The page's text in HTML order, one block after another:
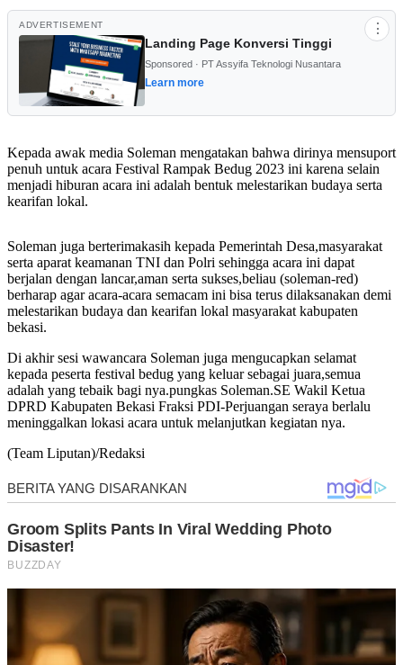
ADVERTISEMENT ⋮
Landing Page Konversi Tinggi
Sponsored · PT Assyifa Teknologi Nusantara
Learn more
Kepada awak media Soleman mengatakan bahwa dirinya mensuport
penuh untuk acara Festival Rampak Bedug 2023 ini karena selain
menjadi hiburan acara ini adalah bentuk melestarikan budaya serta
kearifan lokal.
Soleman juga berterimakasih kepada Pemerintah Desa,masyarakat
serta aparat keamanan TNI dan Polri sehingga acara ini dapat
berjalan dengan lancar,aman serta sukses,beliau (soleman-red)
berharap agar acara-acara semacam ini bisa terus dilaksanakan demi
melestarikan budaya dan kearifan lokal masyarakat kabupaten
bekasi.
Di akhir sesi wawancara Soleman juga mengucapkan selamat
kepada peserta festival bedug yang keluar sebagai juara,semua
adalah yang tebaik bagi nya.pungkas Soleman.SE Wakil Ketua
DPRD Kabupaten Bekasi Fraksi PDI-Perjuangan seraya berlalu
meninggalkan lokasi acara untuk melanjutkan kegiatan nya.
(Team Liputan)/Redaksi